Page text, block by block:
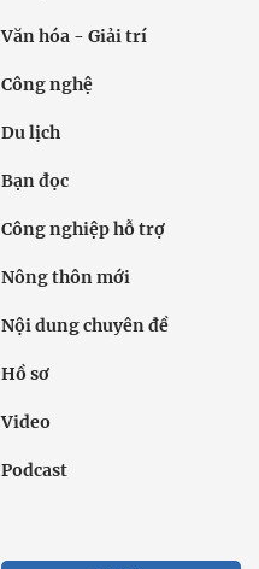
Văn hóa - Giải trí
Công nghệ
Du lịch
Bạn đọc
Công nghiệp hỗ trợ
Nông thôn mới
Nội dung chuyên đề
Hồ sơ
Video
Podcast